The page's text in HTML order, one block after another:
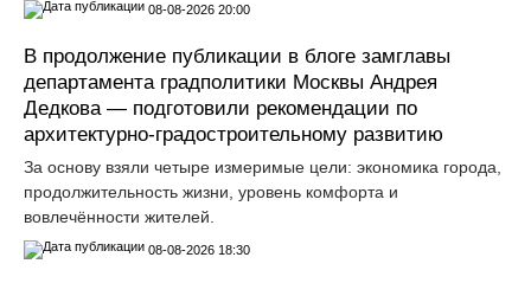
08-08-2026 20:00
В продолжение публикации в блоге замглавы
департамента градполитики Москвы Андрея
Дедкова — подготовили рекомендации по
архитектурно-градостроительному развитию
За основу взяли четыре измеримые цели: экономика города,
продолжительность жизни, уровень комфорта и
вовлечённости жителей.
08-08-2026 18:30